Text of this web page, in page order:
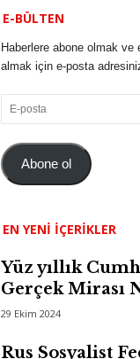
E-BÜLTEN
Haberlere abone olmak ve
almak için e-posta
E-
posta
Abone ol
EN YENI İÇERIKLER
Yüz yıllık
Gerçek Mirası
29 Ekim 2024
Rus Sosyalist